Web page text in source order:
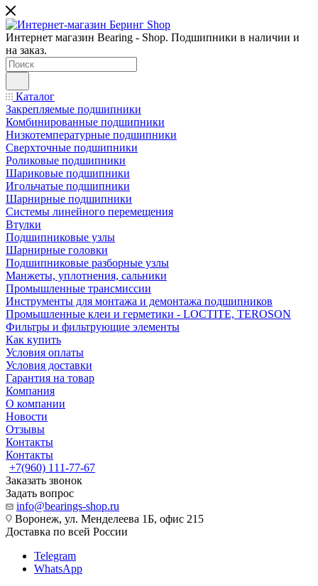
Интернет магазин Bearing - Shop. Подшипники в наличии и
на заказ.
Каталог
Закрепляемые подшипники
Комбинированные подшипники
Низкотемпературные подшипники
Сверхточные подшипники
Роликовые подшипники
Шариковые подшипники
Игольчатые подшипники
Шарнирные подшипники
Системы линейного перемещения
Втулки
Подшипниковые узлы
Шарнирные головки
Подшипниковые разборные узлы
Манжеты, уплотнения, сальники
Промышленные трансмиссии
Инструменты для монтажа и демонтажа подшипников
Промышленные клеи и герметики - LOCTITE, TEROSON
Фильтры и фильтрующие элементы
Как купить
Условия оплаты
Условия доставки
Гарантия на товар
Компания
О компании
Новости
Отзывы
Контакты
Контакты
+7(960) 111-77-67
Заказать звонок
Задать вопрос
info@bearings-shop.ru
Воронеж, ул. Менделеева 1Б, офис 215
Доставка по всей России
Telegram
WhatsApp